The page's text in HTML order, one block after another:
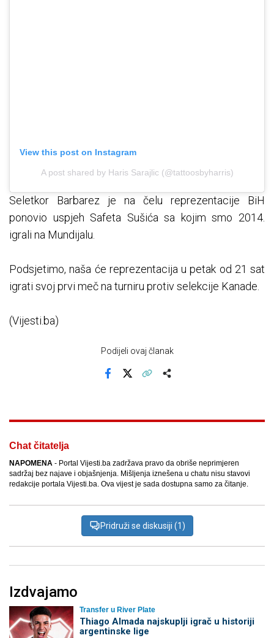
View this post on Instagram
A post shared by Haris Sarajlic (@tattoosbyharris)
Seletkor Barbarez je na čelu reprezentacije BiH
ponovio uspjeh Safeta Sušića sa kojim smo 2014.
igrali na Mundijalu.
Podsjetimo, naša će reprezentacija u petak od 21 sat
igrati svoj prvi meč na turniru protiv selekcije Kanade.
(Vijesti.ba)
Podijeli ovaj članak
Facebook
Chat čitatelja
NAPOMENA - Portal Vijesti.ba zadržava pravo da obriše neprimjeren
sadržaj bez najave i objašnjenja. Mišljenja iznešena u chatu nisu stavovi
redakcije portala Vijesti.ba. Ova vijest je sada dostupna samo za čitanje.
Pridruži se diskusiji (1)
Izdvajamo
Transfer u River Plate
Thiago Almada najskuplji igrač u historiji
argentinske lige